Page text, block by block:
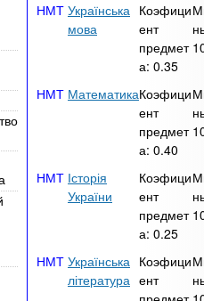
школи
Українська
мова
Коэфици
ент
предмет
а: 0.35
МатематикаКоэфици
ент
предмет
а: 0.40
Історія
України
Коэфици
ент
предмет
а: 0.25
Українська
література
Коэфици
ент